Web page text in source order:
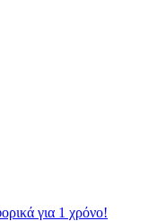
για 1 χρόνο!